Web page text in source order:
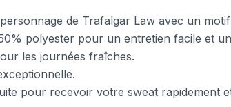
de Trafalgar Law avec un
polyester pour un entretien facile et
les journées fraîches.
pour recevoir votre sweat rapidement